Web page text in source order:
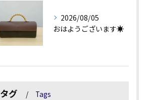
2026/08/05
おはようございます☀
タグ Tags